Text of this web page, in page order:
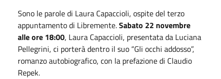
Sono le parole di Laura Capaccioli, ospite del terzo
appuntamento di Libremente.Sabato 22 novembre
alle ore 18:00, Laura Capaccioli, presentata da Luciana
Pellegrini, ci porterà dentro il suo “Gli occhi addosso”,
romanzo autobiografico, con la prefazione di Claudio
Repek.